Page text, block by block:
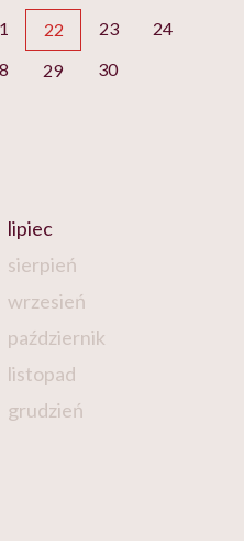
22 23
24
29 30
lipiec
sierpień
wrzesień
październik
listopad
grudzień